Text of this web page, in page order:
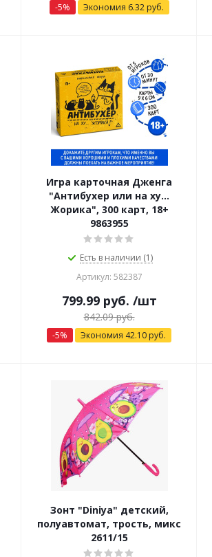
-5% Экономия 6.32руб.
Игра карточная Дженга
"Антибухер или на ху…
Жорика", 300 карт, 18+
9863955
Есть в наличии (1)
Артикул: 582387
799.99руб. /шт
842.09руб.
-5% Экономия 42.10 руб.
Зонт "Diniya" детский,
полуавтомат, трость, микс
2611/15